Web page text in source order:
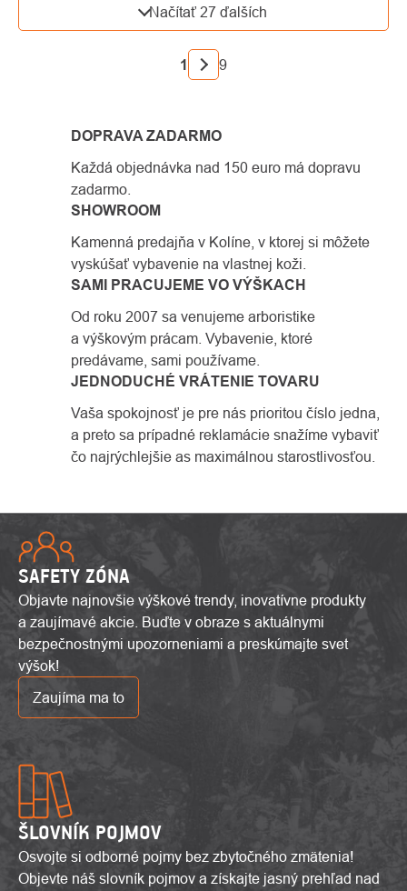
OVLÁDACIE
PRVKY
VÝPISU
Načítať 27 ďalších
STRÁNKOVANIE
1 9
DOPRAVA ZADARMO
Každá objednávka nad 150 euro má dopravu
zadarmo.
SHOWROOM
Kamenná predajňa v Kolíne, v ktorej si môžete
vyskúšať vybavenie na vlastnej koži.
SAMI PRACUJEME VO VÝŠKACH
Od roku 2007 sa venujeme arboristike
a výškovým prácam. Vybavenie, ktoré
predávame, sami používame.
JEDNODUCHÉ VRÁTENIE TOVARU
Vaša spokojnosť je pre nás prioritou číslo jedna,
a preto sa prípadné reklamácie snažíme vybaviť
čo najrýchlejšie as maximálnou starostlivosťou.
SAFETY ZÓNA
Objavte najnovšie výškové trendy, inovatívne produkty
a zaujímavé akcie. Buďte v obraze s aktuálnymi
bezpečnostnými upozorneniami a preskúmajte svet
výšok!
Zaujíma ma to
ŠLOVNÍK POJMOV
Osvojte si odborné pojmy bez zbytočného zmätenia!
Objevte náš slovník pojmov a získajte jasný prehľad nad